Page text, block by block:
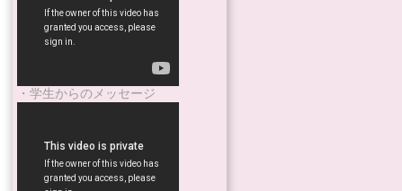
・学生からのメッセージ